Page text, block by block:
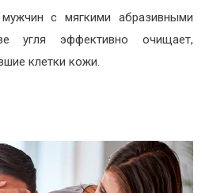
с мягкими абразивными
угля эффективно очищает,
клетки кожи.